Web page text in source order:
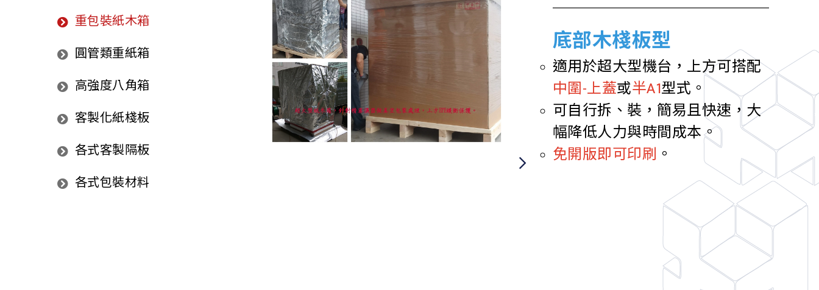
重包裝紙木箱
圓管類重紙箱
高強度八角箱
客製化紙棧板
各式客製隔板
各式包裝材料
底部木棧板型
適用於超大型機台，上方可搭配
中圍-上蓋或半A1型式。
可自行拆、裝，簡易且快速，大
幅降低人力與時間成本。
免開版即可印刷 。